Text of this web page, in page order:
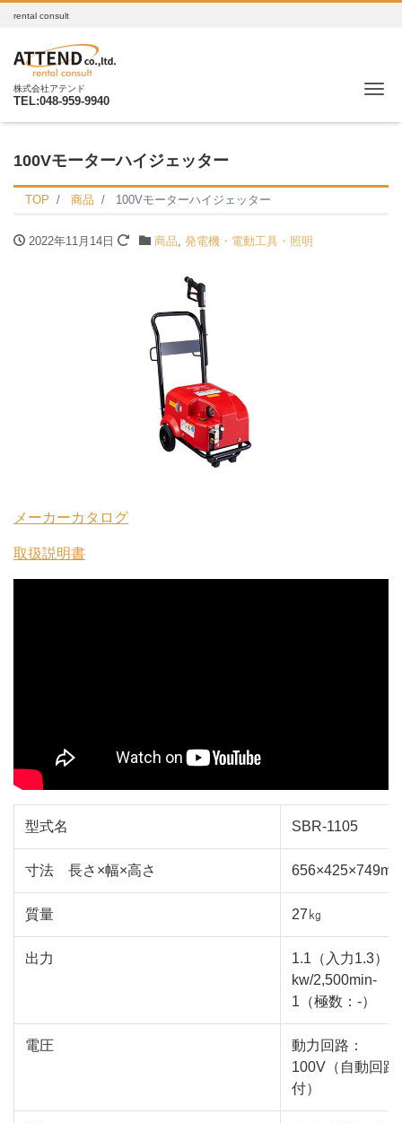
rental consult
株式会社アテンド
TEL:048-959-9940
100Vモーターハイジェッター
TOP 商品 100Vモーターハイジェッター
2022年11月14日 商品 発電機・電動工具・照明
メーカーカタログ
取扱説明書
型式名 SBR-1105
寸法 長さ×幅×高さ
質量 27㎏
出力
1.1（入力1.3）
kw/2,500min-
1（極数：-）
電圧
動力回路：
100V（自動回路
付）